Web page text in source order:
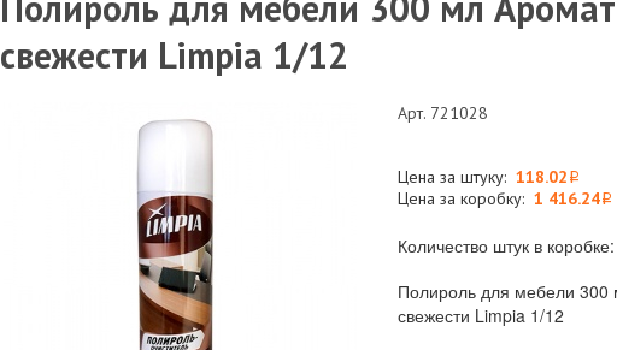
свежести Limpia 1/12
Арт. 721028
Цена за штуку: 118.02 i
Цена за коробку: 1 416.24i
Количество штук в
Полироль для мебели 300
свежести Limpia 1/12